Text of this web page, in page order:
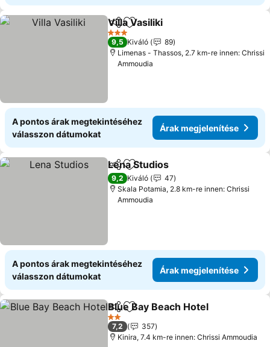
Megosztás
Hozzáadás a kedvencekhez
Villa Vasiliki
3 Kategória
9,5 Kiváló
89
Limenas - Thassos, 2.7 km-re innen: Chrissi
Ammoudia
A pontos árak megtekintéséhez
válasszon dátumokat
Árak megjelenítése
Megosztás
Hozzáadás a kedvencekhez
Lena Studios
9,2 Kiváló
47
Skala Potamia, 2.8 km-re innen: Chrissi
Ammoudia
A pontos árak megtekintéséhez
válasszon dátumokat
Árak megjelenítése
Megosztás
Hozzáadás a kedvencekhez
Blue Bay Beach Hotel
2 Kategória
7,2
357
Kinira, 7.4 km-re innen: Chrissi Ammoudia